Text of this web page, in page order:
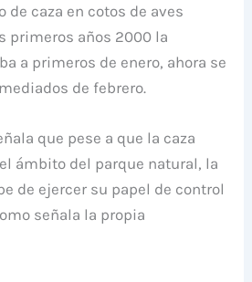
de caza en cotos de aves
primeros años 2000 la
a primeros de enero, ahora se
de febrero.
que pese a que la caza
ámbito del parque natural, la
de ejercer su papel de control
señala la propia